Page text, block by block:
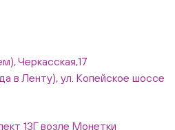
Черкасская,17
в Ленту), ул. Копейское шоссе
13Г возле Монетки